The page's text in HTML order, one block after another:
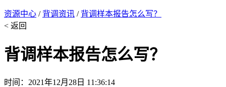
资源中心 / 背调资讯 / 背调样本报告怎么写？
< 返回
背调样本报告怎么写？
时间：2021年12月28日 11:36:14